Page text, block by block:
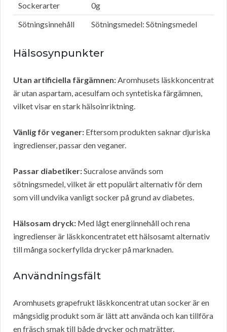
Sockerarter
0g
Sötningsinnehåll
Sötningsmedel: Sötningsmedel
Hälsosynpunkter
Utan artificiella färgämnen:Aromhusets läskkoncentrat
är utan aspartam, acesulfam och syntetiska färgämnen,
vilket visar en stark hälsoinriktning.
Vänlig för veganer: Eftersom produkten saknar djuriska
ingredienser, passar den veganer.
Passar diabetiker:Sucralose används som
sötningsmedel, vilket är ett populärt alternativ för dem
som vill undvika vanligt socker på grund av diabetes.
Hälsosam dryck: Med lågt energiinnehåll och rena
ingredienser är läskkoncentratet ett hälsosamt alternativ
till många sockerfyllda drycker på marknaden.
Användningsfält
Aromhusets grapefrukt läskkoncentrat utan socker är en
mångsidig produkt som är lätt att använda och kan tillföra
en fräsch smak till både drycker och maträtter.